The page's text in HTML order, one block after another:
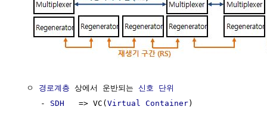
  ㅇ
경로계층 상에서 운반되는 신호
단위
     -
SDH
   => VC(
Virtual Container)